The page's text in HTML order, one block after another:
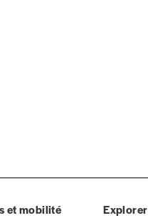
et mobilité
Explorer